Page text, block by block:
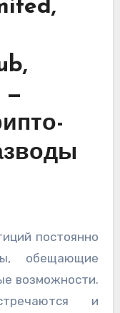
—
обещающие
возможности.
и